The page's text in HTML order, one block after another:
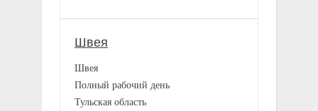
Швея
Швея
Полный рабочий день
Тульская область